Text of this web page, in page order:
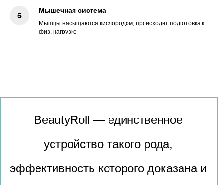
Мышечная система
Мышцы насыщаются кислородом, происходит подготовка к
физ. нагрузке
BeautyRoll — единственное
устройство такого рода,
эффективность которого доказана и